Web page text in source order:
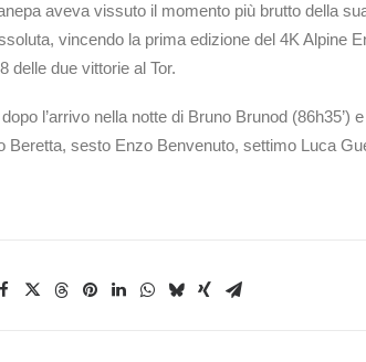
aveva vissuto il momento più brutto della
vincendo la prima edizione del 4K Alpine
delle due vittorie al Tor.
l’arrivo nella notte di Bruno Brunod (86h35’)
Beretta, sesto Enzo Benvenuto, settimo Luca